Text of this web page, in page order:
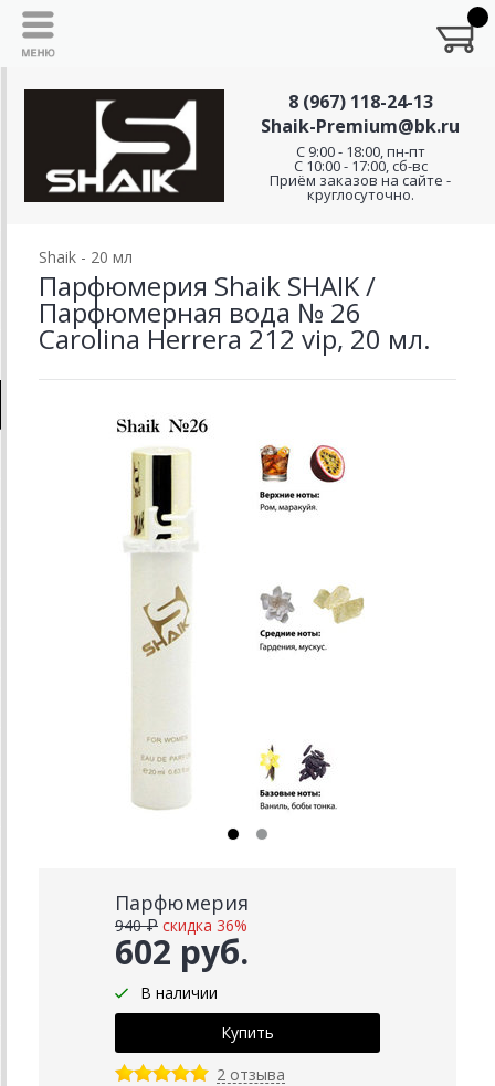
8 (967) 118-24-13
Shaik-Premium@bk.ru
C 9:00 - 18:00, пн-пт
С 10:00 - 17:00, сб-вс
Приём заказов на сайте -
круглосуточно.
Shaik - 20 мл
Парфюмерия Shaik SHAIK /
Парфюмерная вода № 26
Carolina Herrera 212 vip, 20 мл.
Парфюмерия
602 руб.
940 ₽ скидка 36%
В наличии
2 отзыва